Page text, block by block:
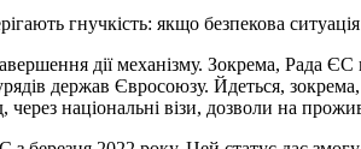
гнучкість: якщо безпекова
дії механізму. Зокрема, Рада
держав Євросоюзу. Йдеться,
національні візи, дозволи на